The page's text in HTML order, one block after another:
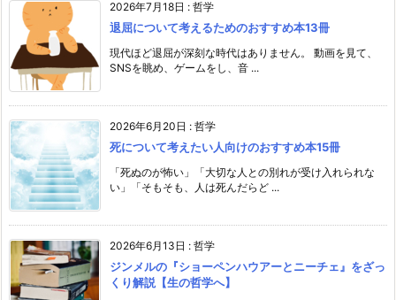
2026年7月18日 : 哲学
退屈について考えるためのおすすめ本13冊
現代ほど退屈が深刻な時代はありません。 動画を見て、
SNSを眺め、ゲームをし、音 ...
2026年6月20日 : 哲学
死について考えたい人向けのおすすめ本15冊
「死ぬのが怖い」「大切な人との別れが受け入れられな
い」「そもそも、人は死んだらど ...
2026年6月13日 : 哲学
ジンメルの『ショーペンハウアーとニーチェ』をざっ
くり解説【生の哲学へ】